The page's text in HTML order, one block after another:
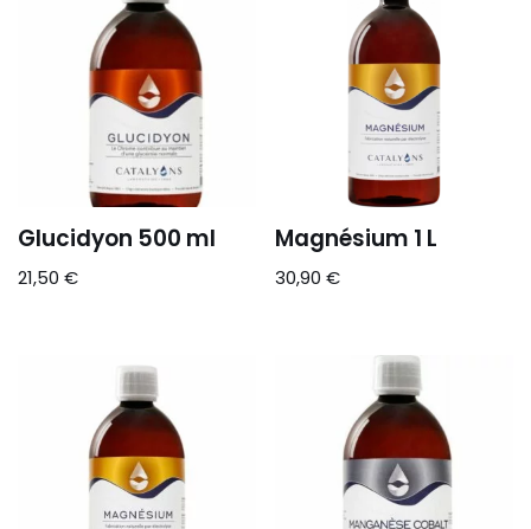
Glucidyon 500 ml
21,50 €
Magnésium 1 L
30,90€